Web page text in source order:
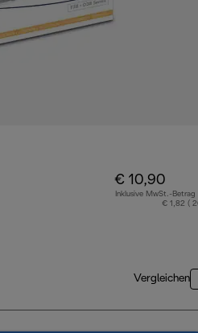
€ 10,90
Inklusive MwSt.-Betrag
€ 1,82 (
Vergleichen